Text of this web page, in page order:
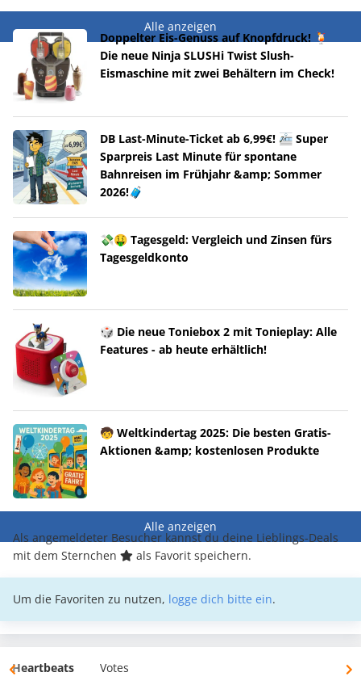
Alle anzeigen
Doppelter Eis-Genuss auf Knopfdruck! 🍹
Die neue Ninja SLUSHi Twist Slush-
Eismaschine mit zwei Behältern im Check!
DB Last-Minute-Ticket ab 6,99€! 🚈 Super
Sparpreis Last Minute für spontane
Bahnreisen im Frühjahr &amp; Sommer
2026!🧳
💸🤑 Tagesgeld: Vergleich und Zinsen fürs
Tagesgeldkonto
🎲 Die neue Toniebox 2 mit Tonieplay: Alle
Features - ab heute erhältlich!
🧒 Weltkindertag 2025: Die besten Gratis-
Aktionen &amp; kostenlosen Produkte
Alle anzeigen
Als angemeldeter Besucher kannst du deine Lieblings-Deals
mit dem Sternchen
als Favorit speichern.
Um die Favoriten zu nutzen, logge dich bitte ein.
Heartbeats Votes